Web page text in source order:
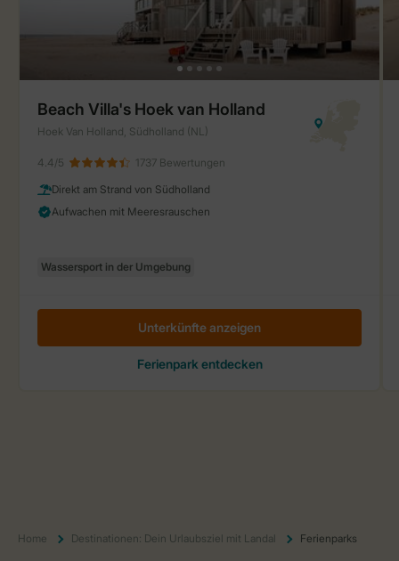
Home Destinationen: Dein Urlaubsziel mit Landal Ferienparks